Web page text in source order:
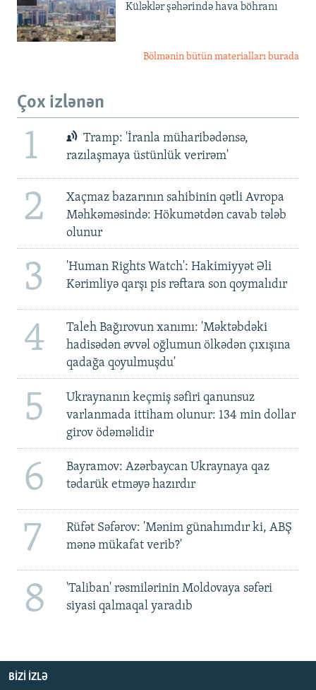
Küləklər şəhərində hava böhranı
Bölmənin bütün materialları burada
Çox izlənən
1
Tramp: 'İranla müharibədənsə,
razılaşmaya üstünlük verirəm'
2
Xaçmaz bazarının sahibinin qətli Avropa
Məhkəməsində: Hökumətdən cavab tələb
olunur
3
'Human Rights Watch': Hakimiyyət Əli
Kərimliyə qarşı pis rəftara son qoymalıdır
4
Taleh Bağırovun xanımı: 'Məktəbdəki
hadisədən əvvəl oğlumun ölkədən çıxışına
qadağa qoyulmuşdu'
5
Ukraynanın keçmiş səfiri qanunsuz
varlanmada ittiham olunur: 134 min dollar
girov ödəməlidir
6
Bayramov: Azərbaycan Ukraynaya qaz
tədarük etməyə hazırdır
7
Rüfət Səfərov: 'Mənim günahımdır ki, ABŞ
mənə mükafat verib?'
8
'Taliban' rəsmilərinin Moldovaya səfəri
siyasi qalmaqal yaradıb
BIZI IZLƏ